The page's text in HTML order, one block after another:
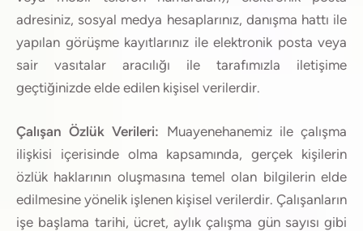
adresiniz, sosyal medya hesaplarınız, danışma hattı ile
yapılan görüşme kayıtlarınız ile elektronik posta veya
sair vasıtalar aracılığı ile tarafımızla iletişime
geçtiğinizde elde edilen kişisel verilerdir.
Çalışan Özlük Verileri: Muayenehanemiz ile çalışma
ilişkisi içerisinde olma kapsamında, gerçek kişilerin
özlük haklarının oluşmasına temel olan bilgilerin elde
edilmesine yönelik işlenen kişisel verilerdir. Çalışanların
işe başlama tarihi, ücret, aylık çalışma gün sayısı gibi